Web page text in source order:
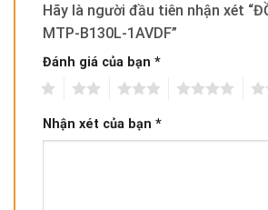
Hãy là người đầu tiên nhận xét
MTP-B130L-1AVDF”
Đánh giá của bạn *
Nhận xét của bạn *